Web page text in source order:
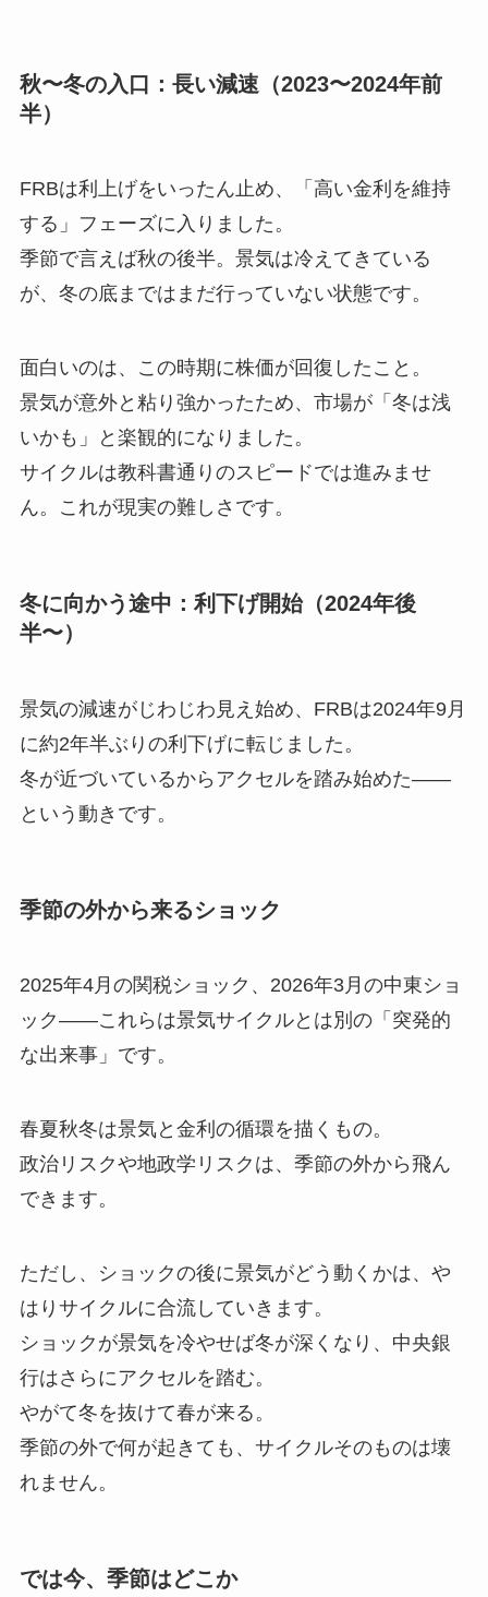
秋〜冬の入口：長い減速（2023〜2024年前
半）
FRBは利上げをいったん止め、「高い金利を維持
する」フェーズに入りました。
季節で言えば秋の後半。景気は冷えてきている
が、冬の底まではまだ行っていない状態です。
面白いのは、この時期に株価が回復したこと。
景気が意外と粘り強かったため、市場が「冬は浅
いかも」と楽観的になりました。
サイクルは教科書通りのスピードでは進みませ
ん。これが現実の難しさです。
冬に向かう途中：利下げ開始（2024年後
半〜）
景気の減速がじわじわ見え始め、FRBは2024年9月
に約2年半ぶりの利下げに転じました。
冬が近づいているからアクセルを踏み始めた——
という動きです。
季節の外から来るショック
2025年4月の関税ショック、2026年3月の中東ショ
ック——これらは景気サイクルとは別の「突発的
な出来事」です。
春夏秋冬は景気と金利の循環を描くもの。
政治リスクや地政学リスクは、季節の外から飛ん
できます。
ただし、ショックの後に景気がどう動くかは、や
はりサイクルに合流していきます。
ショックが景気を冷やせば冬が深くなり、中央銀
行はさらにアクセルを踏む。
やがて冬を抜けて春が来る。
季節の外で何が起きても、サイクルそのものは壊
れません。
では今、季節はどこか